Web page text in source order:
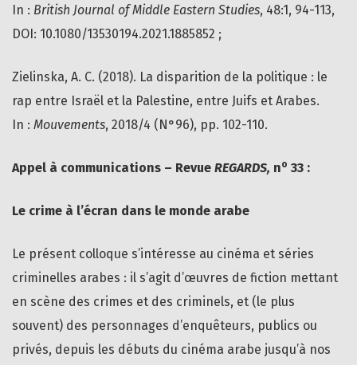
In : British Journal of Middle Eastern Studies, 48:1, 94-113,
DOI: 10.1080/13530194.2021.1885852 ;
Zielinska, A. C. (2018). La disparition de la politique : le
rap entre Israël et la Palestine, entre Juifs et Arabes.
In : Mouvements, 2018/4 (N°96), pp. 102-110.
Appel à communications – Revue REGARDS, no 33 :
Le crime à l’écran dans le monde arabe
Le présent colloque s’intéresse au cinéma et séries
criminelles arabes : il s’agit d’œuvres de fiction mettant
en scène des crimes et des criminels, et (le plus
souvent) des personnages d’enquêteurs, publics ou
privés, depuis les débuts du cinéma arabe jusqu’à nos